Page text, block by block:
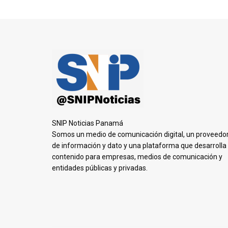
SNIP Noticias Panamá
Somos un medio de comunicación digital, un
de información y dato y una plataforma que desarrolla
contenido para empresas, medios de comunicación y
entidades públicas y privadas.